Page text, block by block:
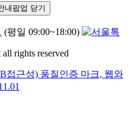
내팝업 닫기
(평일 09:00~18:00)
rights reserved